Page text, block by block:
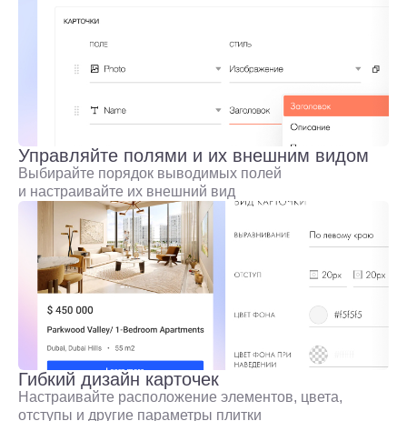
Управляйте полями и их внешним видом
Выбирайте порядок выводимых полей
и настраивайте их внешний вид
Гибкий дизайн карточек
Настраивайте расположение элементов, цвета,
отступы и другие параметры плитки